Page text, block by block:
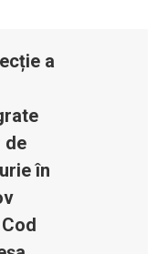
a
de
în